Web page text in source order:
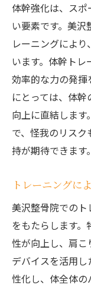
体幹強化は、ス
い要素です。美
レーニングによ
います。体幹トレ
効率的な力の発
にとっては、体
向上に直結しま
で、怪我のリス
持が期待できます。
トレーニングに
美沢整骨院での
をもたらします
性が向上し、肩こ
デバイスを活用
性化し、体全体の